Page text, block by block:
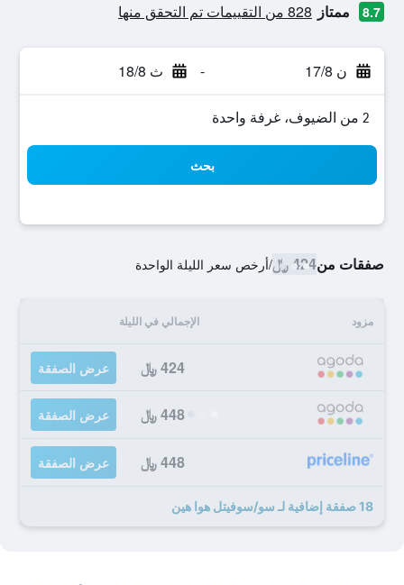
8.7 ممتاز 828 من التقييمات تم التحقق منها
ن 17/8 - ث 18/8
2 من الضيوف، غرفة واحدة
بحث
صفقات من424 ﷼ /أرخص سعر الليلة الواحدة
مزود الإجمالي في الليلة
424 ﷼ عرض الصفقة
448 ﷼ عرض الصفقة
448 ﷼ عرض الصفقة
18 صفقة إضافية لـ سو/سوفيتل هوا هين